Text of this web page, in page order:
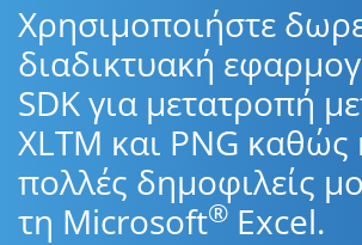
Χρησιμοποιήστε
διαδικτυακή
SDK για μετατροπή
XLTM και PNG καθώς
πολλές δημοφιλείς
τη Microsoft® Excel.